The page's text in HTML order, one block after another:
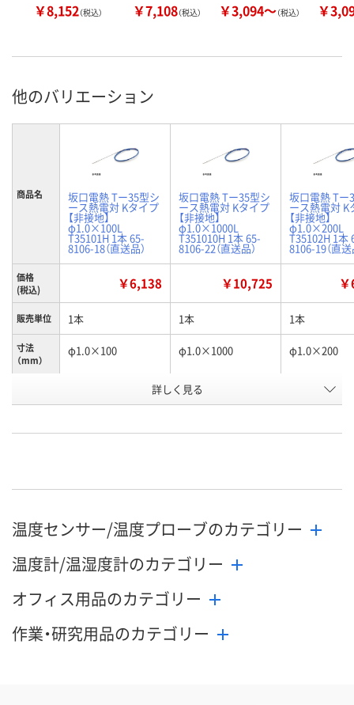
￥8,152（税込） ￥7,108（税込） ￥3,094～（税込） ￥
他のバリエーション
商品名 坂口電熱 Tー35型シ
ース熱電対 Kタイプ
【非接地】
φ1.0×100L
T35101H 1本 65-
8106-18（直送品）
坂口電熱 Tー35型シ
ース熱電対 Kタイプ
【非接地】
φ1.0×1000L
T351010H 1本 65-
8106-22（直送品）
坂口電熱 Tー
ース熱電対 K
【非接地】
φ1.0×200L
T35102H 1本
8106-19（直送
価格
(税込)
￥6,138 ￥10,725
販売単位 1本 1本 1本
寸法
（mm）
φ1.0×100 φ1.0×1000 φ1.0×200
RK19311 RK19306
カゴへ カゴへ
詳しく見る
温度センサー/温度プローブのカテゴリー
温度計/温湿度計のカテゴリー
オフィス用品のカテゴリー
作業・研究用品のカテゴリー